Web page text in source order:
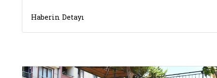
Haberin Detayı